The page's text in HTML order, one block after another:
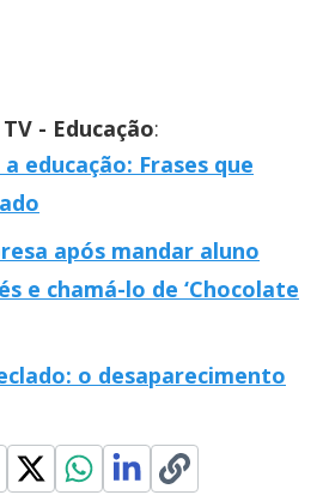
- Educação:
educação: Frases que
após mandar aluno
e chamá-lo de ‘Chocolate
o desaparecimento